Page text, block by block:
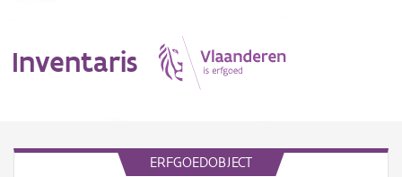
Inventaris
ERFGOEDOBJECT